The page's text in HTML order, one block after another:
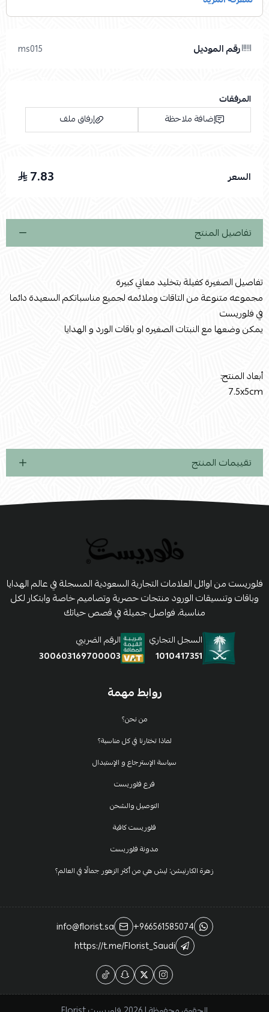
رقم الموديل ms015
المرفقات
إضافة ملاحظة
إرفاق ملف
السعر 7.83
تفاصيل المنتج
تفاصيل الصغيرة كفيلة بتخليد معاني كبيرة
مجموعه متنوعة من التاقات وملائمه لجميع مناسباتكم السعيدة دائما
في فلوريست
يمكن وضعها مع النبتات الصغيره او باقات الورد و الهدايا
أبعاد المنتج:
7.5x5cm
تقييمات المنتج
روابط مهمة
من نحن؟
لماذا تختارنا في كل مناسبة؟
سياسة الإسترجاع و الإستبدال
فرع فلوريست
التوصيل والشحن
فلوريست كافية
مدونة فلوريست
زهرة الكارنيشن: ليش هي من أكثر الزهور جمالًا في العالم؟
فلوريست من اوائل العلامات التجارية السعودية المسجلة في عالم الهدايا
وباقات وتنسيقات الورود منتجات حصرية وتصاميم خاصة وابتكار لكل
مناسبة، فواصل جميلة في قصص حياتك
السجل التجاري
1010417351
الرقم الضريبي
300603169700003
+966561585074
info@florist.sa
https://t.me/Florist_Saudi